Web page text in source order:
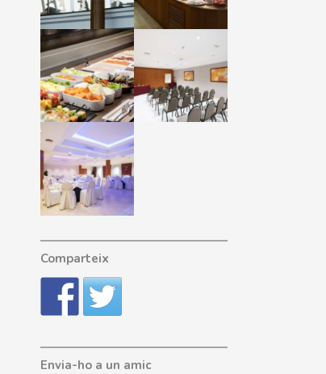
Comparteix
Envia-ho a un amic